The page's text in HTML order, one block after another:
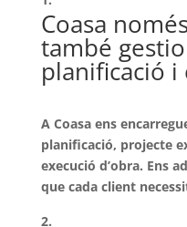
Coasa
també
planificació i
A Coasa ens
planificació, projecte
execució d’obra. Ens
que cada client